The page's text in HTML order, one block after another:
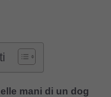
mani di un dog